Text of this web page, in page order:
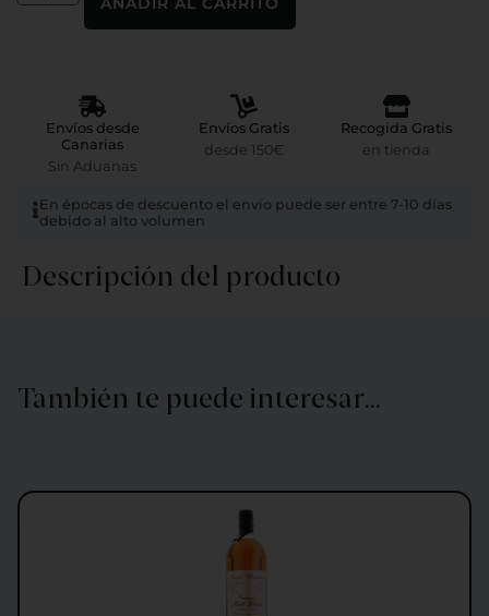
Envíos desde
Canarias
Sin Aduanas
Envíos Gratis
desde 150€
Recogida Gratis
en tienda
En épocas de descuento el envío puede ser entre 7-10 días
debido al alto volumen
Descripción del producto
También te puede interesar…